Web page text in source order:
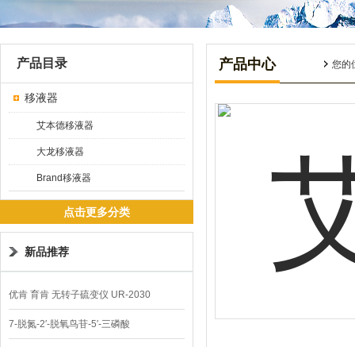
产品目录
移液器
艾本德移液器
大龙移液器
Brand移液器
点击更多分类
新品推荐
优肯 育肯 无转子硫变仪 UR-2030
7-脱氮-2′-脱氧鸟苷-5′-三磷酸
产品中心 您的